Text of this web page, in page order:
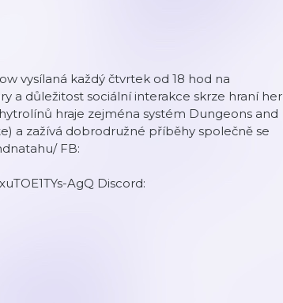
vysílaná každý čtvrtek od 18 hod na
a důležitost sociální interakce skrze hraní her
hraje zejména systém Dungeons and
a zažívá dobrodružné příběhy společně se
FB:
AgQ Discord: